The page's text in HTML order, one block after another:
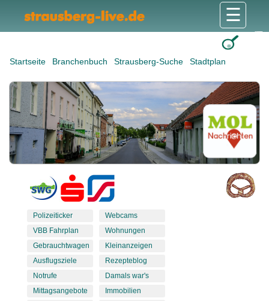
Startseite Branchenbuch Strausberg-Suche Stadtplan
☰
Polizeiticker
VBB Fahrplan
Gebrauchtwagen
Ausflugsziele
Notrufe
Mittagsangebote
Webcams
Wohnungen
Kleinanzeigen
Rezepteblog
Damals war's
Immobilien